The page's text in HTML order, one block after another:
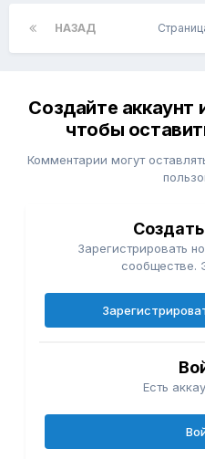
НАЗАД
Создайте аккаунт
чтобы
Комментарии могут
Зарегистрировать
сообществе.
Есть